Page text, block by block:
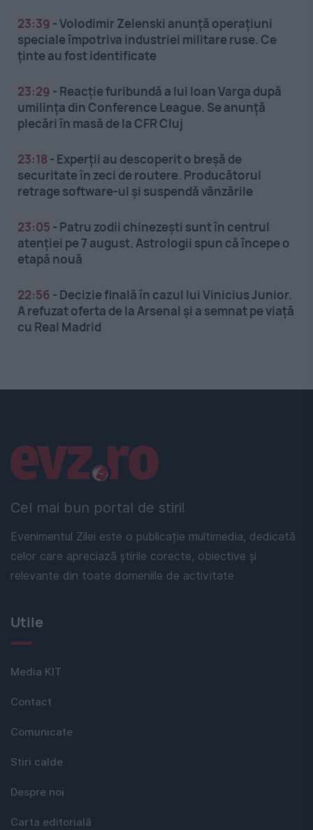
23:39 -Volodimir Zelenski anunță operațiuni
speciale împotriva industriei militare ruse. Ce
ținte au fost identificate
23:29 - Reacție furibundă a lui Ioan Varga după
umilința din Conference League. Se anunță
plecări în masă de la CFR Cluj
23:18 - Experții au descoperit o breșă de
securitate în zeci de routere. Producătorul
retrage software-ul și suspendă vânzările
23:05 - Patru zodii chinezești sunt în centrul
atenției pe 7 august. Astrologii spun că începe o
etapă nouă
22:56 - Decizie finală în cazul lui Vinicius Junior.
A refuzat oferta de la Arsenal și a semnat pe viață
cu Real Madrid
Cel mai bun portal de stiri!
Evenimentul Zilei este o publicație multimedia, dedicată
celor care apreciază știrile corecte, obiective și
relevante din toate domeniile de activitate
Linkuri utile
Utile
Media KIT
Contact
Comunicate
Stiri calde
Despre noi
Carta editorială